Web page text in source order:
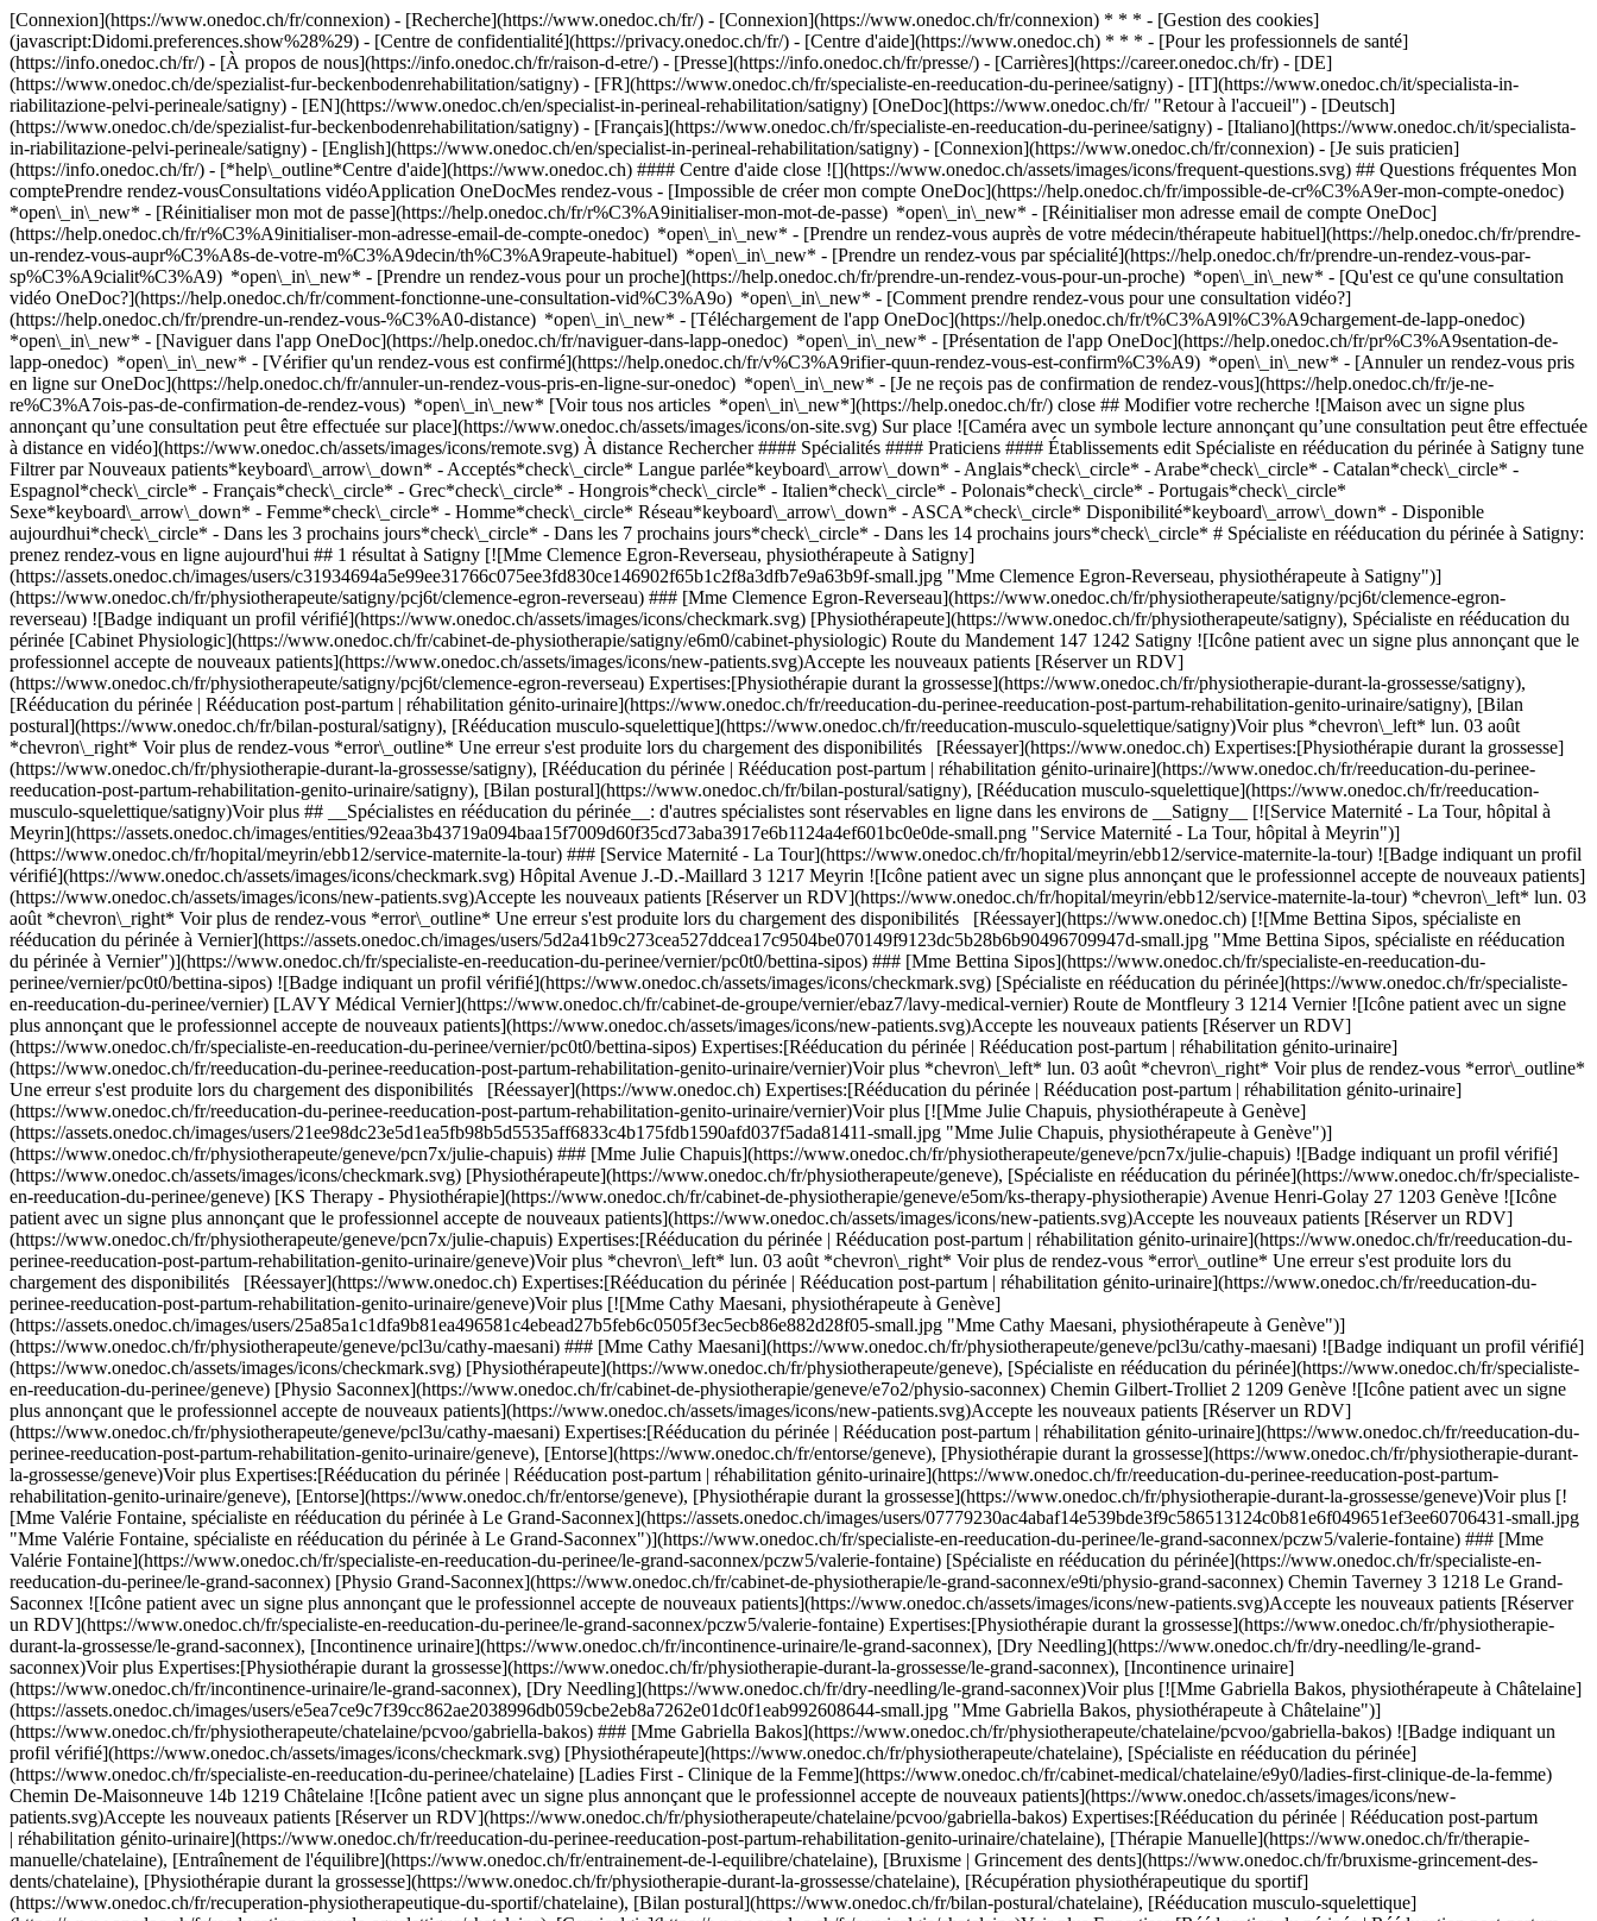
[Connexion](https://www.onedoc.ch/fr/connexion) - [Recherche](https://www.onedoc.ch/fr/) - [Connexion](https://www.onedoc.ch/fr/connexion) * * * - [Gestion des cookies]
(javascript:Didomi.preferences.show%28%29) - [Centre de confidentialité](https://privacy.onedoc.ch/fr/) - [Centre d'aide](https://www.onedoc.ch) * * * - [Pour les professionnels de santé]
(https://info.onedoc.ch/fr/) - [À propos de nous](https://info.onedoc.ch/fr/raison-d-etre/) - [Presse](https://info.onedoc.ch/fr/presse/) - [Carrières](https://career.onedoc.ch/fr) - [DE]
(https://www.onedoc.ch/de/spezialist-fur-beckenbodenrehabilitation/satigny) - [FR](https://www.onedoc.ch/fr/specialiste-en-reeducation-du-perinee/satigny) - [IT](https://www.onedoc.ch/it/specialista-in-
riabilitazione-pelvi-perineale/satigny) - [EN](https://www.onedoc.ch/en/specialist-in-perineal-rehabilitation/satigny) [OneDoc](https://www.onedoc.ch/fr/ "Retour à l'accueil") - [Deutsch]
(https://www.onedoc.ch/de/spezialist-fur-beckenbodenrehabilitation/satigny) - [Français](https://www.onedoc.ch/fr/specialiste-en-reeducation-du-perinee/satigny) - [Italiano](https://www.onedoc.ch/it/specialista-
in-riabilitazione-pelvi-perineale/satigny) - [English](https://www.onedoc.ch/en/specialist-in-perineal-rehabilitation/satigny) - [Connexion](https://www.onedoc.ch/fr/connexion) - [Je suis praticien]
(https://info.onedoc.ch/fr/) - [*help\_outline*Centre d'aide](https://www.onedoc.ch) #### Centre d'aide close ![](https://www.onedoc.ch/assets/images/icons/frequent-questions.svg) ## Questions fréquentes Mon
comptePrendre rendez-vousConsultations vidéoApplication OneDocMes rendez-vous - [Impossible de créer mon compte OneDoc](https://help.onedoc.ch/fr/impossible-de-cr%C3%A9er-mon-compte-onedoc)
*open\_in\_new* - [Réinitialiser mon mot de passe](https://help.onedoc.ch/fr/r%C3%A9initialiser-mon-mot-de-passe) *open\_in\_new* - [Réinitialiser mon adresse email de compte OneDoc]
(https://help.onedoc.ch/fr/r%C3%A9initialiser-mon-adresse-email-de-compte-onedoc) *open\_in\_new* - [Prendre un rendez-vous auprès de votre médecin/thérapeute habituel](https://help.onedoc.ch/fr/prendre-
un-rendez-vous-aupr%C3%A8s-de-votre-m%C3%A9decin/th%C3%A9rapeute-habituel) *open\_in\_new* - [Prendre un rendez-vous par spécialité](https://help.onedoc.ch/fr/prendre-un-rendez-vous-par-
sp%C3%A9cialit%C3%A9) *open\_in\_new* - [Prendre un rendez-vous pour un proche](https://help.onedoc.ch/fr/prendre-un-rendez-vous-pour-un-proche) *open\_in\_new* - [Qu'est ce qu'une consultation
vidéo OneDoc?](https://help.onedoc.ch/fr/comment-fonctionne-une-consultation-vid%C3%A9o) *open\_in\_new* - [Comment prendre rendez-vous pour une consultation vidéo?]
(https://help.onedoc.ch/fr/prendre-un-rendez-vous-%C3%A0-distance) *open\_in\_new* - [Téléchargement de l'app OneDoc](https://help.onedoc.ch/fr/t%C3%A9l%C3%A9chargement-de-lapp-onedoc)
*open\_in\_new* - [Naviguer dans l'app OneDoc](https://help.onedoc.ch/fr/naviguer-dans-lapp-onedoc) *open\_in\_new* - [Présentation de l'app OneDoc](https://help.onedoc.ch/fr/pr%C3%A9sentation-de-
lapp-onedoc) *open\_in\_new* - [Vérifier qu'un rendez-vous est confirmé](https://help.onedoc.ch/fr/v%C3%A9rifier-quun-rendez-vous-est-confirm%C3%A9) *open\_in\_new* - [Annuler un rendez-vous pris en ligne sur OneDoc](https://help.onedoc.ch/fr/annuler-un-rendez-vous-pris-en-ligne-sur-onedoc) *open\_in\_new* - [Je ne reçois pas de confirmation de rendez-vous](https://help.onedoc.ch/fr/je-ne-re%C3%A7ois-pas-de-confirmation-de-rendez-vous) *open\_in\_new* [Voir tous nos articles *open\_in\_new*](https://help.onedoc.ch/fr/) close ## Modifier votre recherche ![Maison avec un signe plus annonçant qu’une consultation peut être effectuée sur place](https://www.onedoc.ch/assets/images/icons/on-site.svg) Sur place ![Caméra avec un symbole lecture annonçant qu’une consultation peut être effectuée à distance en vidéo](https://www.onedoc.ch/assets/images/icons/remote.svg) À distance Rechercher #### Spécialités #### Praticiens #### Établissements edit Spécialiste en rééducation du périnée à Satigny tune Filtrer par Nouveaux patients*keyboard\_arrow\_down* - Acceptés*check\_circle* Langue parlée*keyboard\_arrow\_down* - Anglais*check\_circle* - Arabe*check\_circle* - Catalan*check\_circle* - Espagnol*check\_circle* - Français*check\_circle* - Grec*check\_circle* - Hongrois*check\_circle* - Italien*check\_circle* - Polonais*check\_circle* - Portugais*check\_circle* Sexe*keyboard\_arrow\_down* - Femme*check\_circle* - Homme*check\_circle* Réseau*keyboard\_arrow\_down* - ASCA*check\_circle* Disponibilité*keyboard\_arrow\_down* - Disponible aujourdhui*check\_circle* - Dans les 3 prochains jours*check\_circle* - Dans les 7 prochains jours*check\_circle* - Dans les 14 prochains jours*check\_circle* # Spécialiste en rééducation du périnée à Satigny: prenez rendez-vous en ligne aujourd'hui ## 1 résultat à Satigny [![Mme Clemence Egron-Reverseau, physiothérapeute à Satigny](https://assets.onedoc.ch/images/users/c31934694a5e99ee31766c075ee3fd830ce146902f65b1c2f8a3dfb7e9a63b9f-small.jpg "Mme Clemence Egron-Reverseau, physiothérapeute à Satigny")](https://www.onedoc.ch/fr/physiotherapeute/satigny/pcj6t/clemence-egron-reverseau) ### [Mme Clemence Egron-Reverseau](https://www.onedoc.ch/fr/physiotherapeute/satigny/pcj6t/clemence-egron-reverseau) ![Badge indiquant un profil vérifié](https://www.onedoc.ch/assets/images/icons/checkmark.svg) [Physiothérapeute](https://www.onedoc.ch/fr/physiotherapeute/satigny), Spécialiste en rééducation du périnée [Cabinet Physiologic](https://www.onedoc.ch/fr/cabinet-de-physiotherapie/satigny/e6m0/cabinet-physiologic) Route du Mandement 147 1242 Satigny ![Icône patient avec un signe plus annonçant que le professionnel accepte de nouveaux patients](https://www.onedoc.ch/assets/images/icons/new-patients.svg)Accepte les nouveaux patients [Réserver un RDV](https://www.onedoc.ch/fr/physiotherapeute/satigny/pcj6t/clemence-egron-reverseau) Expertises:[Physiothérapie durant la grossesse](https://www.onedoc.ch/fr/physiotherapie-durant-la-grossesse/satigny), [Rééducation du périnée | Rééducation post-partum | réhabilitation génito-urinaire](https://www.onedoc.ch/fr/reeducation-du-perinee-reeducation-post-partum-rehabilitation-genito-urinaire/satigny), [Bilan postural](https://www.onedoc.ch/fr/bilan-postural/satigny), [Rééducation musculo-squelettique](https://www.onedoc.ch/fr/reeducation-musculo-squelettique/satigny)Voir plus *chevron\_left* lun. 03 août *chevron\_right* Voir plus de rendez-vous *error\_outline* Une erreur s'est produite lors du chargement des disponibilités [Réessayer](https://www.onedoc.ch) Expertises:[Physiothérapie durant la grossesse](https://www.onedoc.ch/fr/physiotherapie-durant-la-grossesse/satigny), [Rééducation du périnée | Rééducation post-partum | réhabilitation génito-urinaire](https://www.onedoc.ch/fr/reeducation-du-perinee-reeducation-post-partum-rehabilitation-genito-urinaire/satigny), [Bilan postural](https://www.onedoc.ch/fr/bilan-postural/satigny), [Rééducation musculo-squelettique](https://www.onedoc.ch/fr/reeducation-musculo-squelettique/satigny)Voir plus ## __Spécialistes en rééducation du périnée__: d'autres spécialistes sont réservables en ligne dans les environs de __Satigny__ [![Service Maternité - La Tour, hôpital à Meyrin](https://assets.onedoc.ch/images/entities/92eaa3b43719a094baa15f7009d60f35cd73aba3917e6b1124a4ef601bc0e0de-small.png "Service Maternité - La Tour, hôpital à Meyrin")](https://www.onedoc.ch/fr/hopital/meyrin/ebb12/service-maternite-la-tour) ### [Service Maternité - La Tour](https://www.onedoc.ch/fr/hopital/meyrin/ebb12/service-maternite-la-tour) ![Badge indiquant un profil vérifié](https://www.onedoc.ch/assets/images/icons/checkmark.svg) Hôpital Avenue J.-D.-Maillard 3 1217 Meyrin ![Icône patient avec un signe plus annonçant que le professionnel accepte de nouveaux patients](https://www.onedoc.ch/assets/images/icons/new-patients.svg)Accepte les nouveaux patients [Réserver un RDV](https://www.onedoc.ch/fr/hopital/meyrin/ebb12/service-maternite-la-tour) *chevron\_left* lun. 03 août *chevron\_right* Voir plus de rendez-vous *error\_outline* Une erreur s'est produite lors du chargement des disponibilités [Réessayer](https://www.onedoc.ch) [![Mme Bettina Sipos, spécialiste en rééducation du périnée à Vernier](https://assets.onedoc.ch/images/users/5d2a41b9c273cea527ddcea17c9504be070149f9123dc5b28b6b90496709947d-small.jpg "Mme Bettina Sipos, spécialiste en rééducation du périnée à Vernier")](https://www.onedoc.ch/fr/specialiste-en-reeducation-du-perinee/vernier/pc0t0/bettina-sipos) ### [Mme Bettina Sipos](https://www.onedoc.ch/fr/specialiste-en-reeducation-du-perinee/vernier/pc0t0/bettina-sipos) ![Badge indiquant un profil vérifié](https://www.onedoc.ch/assets/images/icons/checkmark.svg) [Spécialiste en rééducation du périnée](https://www.onedoc.ch/fr/specialiste-en-reeducation-du-perinee/vernier) [LAVY Médical Vernier](https://www.onedoc.ch/fr/cabinet-de-groupe/vernier/ebaz7/lavy-medical-vernier) Route de Montfleury 3 1214 Vernier ![Icône patient avec un signe plus annonçant que le professionnel accepte de nouveaux patients](https://www.onedoc.ch/assets/images/icons/new-patients.svg)Accepte les nouveaux patients [Réserver un RDV](https://www.onedoc.ch/fr/specialiste-en-reeducation-du-perinee/vernier/pc0t0/bettina-sipos) Expertises:[Rééducation du périnée | Rééducation post-partum | réhabilitation génito-urinaire](https://www.onedoc.ch/fr/reeducation-du-perinee-reeducation-post-partum-rehabilitation-genito-urinaire/vernier)Voir plus *chevron\_left* lun. 03 août *chevron\_right* Voir plus de rendez-vous *error\_outline* Une erreur s'est produite lors du chargement des disponibilités [Réessayer](https://www.onedoc.ch) Expertises:[Rééducation du périnée | Rééducation post-partum | réhabilitation génito-urinaire](https://www.onedoc.ch/fr/reeducation-du-perinee-reeducation-post-partum-rehabilitation-genito-urinaire/vernier)Voir plus [![Mme Julie Chapuis, physiothérapeute à Genève](https://assets.onedoc.ch/images/users/21ee98dc23e5d1ea5fb98b5d5535aff6833c4b175fdb1590afd037f5ada81411-small.jpg "Mme Julie Chapuis, physiothérapeute à Genève")](https://www.onedoc.ch/fr/physiotherapeute/geneve/pcn7x/julie-chapuis) ### [Mme Julie Chapuis](https://www.onedoc.ch/fr/physiotherapeute/geneve/pcn7x/julie-chapuis) ![Badge indiquant un profil vérifié](https://www.onedoc.ch/assets/images/icons/checkmark.svg) [Physiothérapeute](https://www.onedoc.ch/fr/physiotherapeute/geneve), [Spécialiste en rééducation du périnée](https://www.onedoc.ch/fr/specialiste-en-reeducation-du-perinee/geneve) [KS Therapy - Physiothérapie](https://www.onedoc.ch/fr/cabinet-de-physiotherapie/geneve/e5om/ks-therapy-physiotherapie) Avenue Henri-Golay 27 1203 Genève ![Icône patient avec un signe plus annonçant que le professionnel accepte de nouveaux patients](https://www.onedoc.ch/assets/images/icons/new-patients.svg)Accepte les nouveaux patients [Réserver un RDV](https://www.onedoc.ch/fr/physiotherapeute/geneve/pcn7x/julie-chapuis) Expertises:[Rééducation du périnée | Rééducation post-partum | réhabilitation génito-urinaire](https://www.onedoc.ch/fr/reeducation-du-perinee-reeducation-post-partum-rehabilitation-genito-urinaire/geneve)Voir plus *chevron\_left* lun. 03 août *chevron\_right* Voir plus de rendez-vous *error\_outline* Une erreur s'est produite lors du chargement des disponibilités [Réessayer](https://www.onedoc.ch) Expertises:[Rééducation du périnée | Rééducation post-partum | réhabilitation génito-urinaire](https://www.onedoc.ch/fr/reeducation-du-perinee-reeducation-post-partum-rehabilitation-genito-urinaire/geneve)Voir plus [![Mme Cathy Maesani, physiothérapeute à Genève](https://assets.onedoc.ch/images/users/25a85a1c1dfa9b81ea496581c4ebead27b5feb6c0505f3ec5ecb86e882d28f05-small.jpg "Mme Cathy Maesani, physiothérapeute à Genève")](https://www.onedoc.ch/fr/physiotherapeute/geneve/pcl3u/cathy-maesani) ### [Mme Cathy Maesani](https://www.onedoc.ch/fr/physiotherapeute/geneve/pcl3u/cathy-maesani) ![Badge indiquant un profil vérifié](https://www.onedoc.ch/assets/images/icons/checkmark.svg) [Physiothérapeute](https://www.onedoc.ch/fr/physiotherapeute/geneve), [Spécialiste en rééducation du périnée](https://www.onedoc.ch/fr/specialiste-en-reeducation-du-perinee/geneve) [Physio Saconnex](https://www.onedoc.ch/fr/cabinet-de-physiotherapie/geneve/e7o2/physio-saconnex) Chemin Gilbert-Trolliet 2 1209 Genève ![Icône patient avec un signe plus annonçant que le professionnel accepte de nouveaux patients](https://www.onedoc.ch/assets/images/icons/new-patients.svg)Accepte les nouveaux patients [Réserver un RDV](https://www.onedoc.ch/fr/physiotherapeute/geneve/pcl3u/cathy-maesani) Expertises:[Rééducation du périnée | Rééducation post-partum | réhabilitation génito-urinaire](https://www.onedoc.ch/fr/reeducation-du-perinee-reeducation-post-partum-rehabilitation-genito-urinaire/geneve), [Entorse](https://www.onedoc.ch/fr/entorse/ge